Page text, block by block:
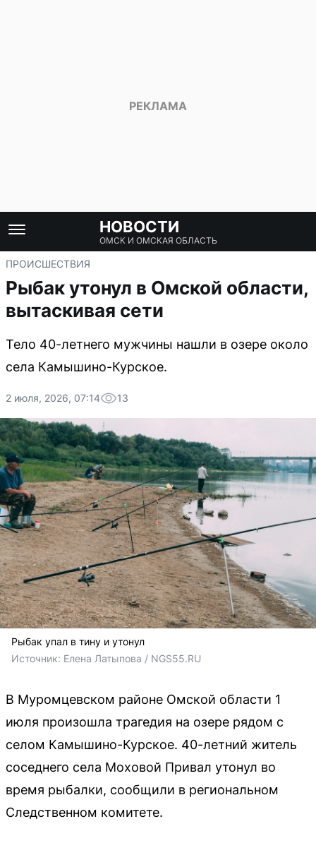
НОВОСТИ
ОМСК И ОМСКАЯ ОБЛАСТЬ
ПРОИСШЕСТВИЯ
Рыбак утонул в Омской области,
вытаскивая сети
Тело 40-летнего мужчины нашли в озере около
села Камышино-Курское.
2 июля, 2026, 07:14 13
Рыбак упал в тину и утонул
Источник: Елена Латыпова / NGS55.RU
В Муромцевском районе Омской области 1
июля произошла трагедия на озере рядом с
селом Камышино-Курское. 40-летний житель
соседнего села Моховой Привал утонул во
время рыбалки, сообщили в региональном
Следственном комитете.